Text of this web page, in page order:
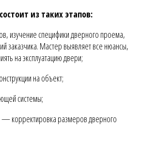
из таких этапов:
изучение специфики дверного проема,
заказчика. Мастер выявляет все нюансы,
на эксплуатацию двери;
на объект;
системы;
— корректировка размеров дверного